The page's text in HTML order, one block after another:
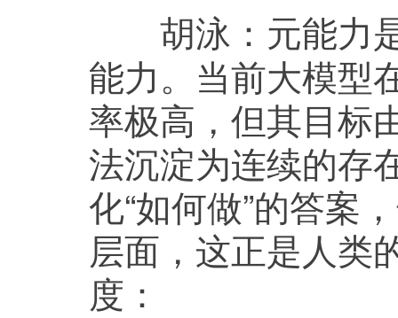
胡泳： 元能力
能力。当前大模型
率极高，但其目标
法沉淀为连续的
化“如何做”的答案
层面，这正是人类
度：